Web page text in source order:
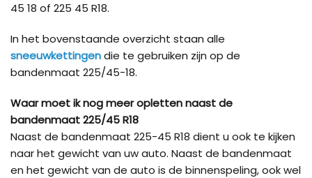
45 18 of 225 45 R18.
In het bovenstaande overzicht staan alle
sneeuwkettingendie te gebruiken zijn op de
bandenmaat 225/45-18.
Waar moet ik nog meer opletten naast de
bandenmaat 225/45 R18
Naast de bandenmaat 225-45 R18 dient u ook te kijken
naar het gewicht van uw auto. Naast de bandenmaat
en het gewicht van de auto is de binnenspeling, ook wel